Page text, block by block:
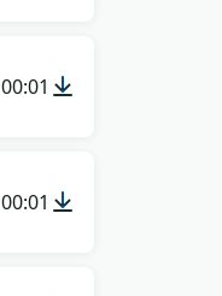
00:01
00:01